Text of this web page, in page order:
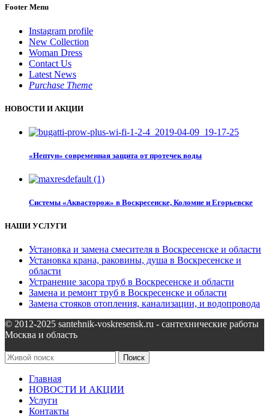
Footer Menu
Instagram profile
New Collection
Woman Dress
Contact Us
Latest News
Purchase Theme
НОВОСТИ И АКЦИИ
«Нептун» современная защита от протечек воды
Системы «Аквасторож» в Воскресенске, Коломне и Егорьевске
НАШИ УСЛУГИ
Установка и замена смесителя в Воскресенске и области
Установка крана, раковины, душа в Воскресенске и
области
Устранение засора труб в Воскресенске и области
Замена и ремонт труб в Воскресенске и области
Замена стояков отопления, канализации, и водопровода
© 2012-2025 santehnik-voskresensk.ru - сантехнические работы
Москва и область
Поиск
Главная
НОВОСТИ И АКЦИИ
Услуги
Контакты